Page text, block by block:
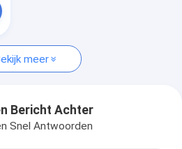
meer
Bericht Achter
Snel Antwoorden